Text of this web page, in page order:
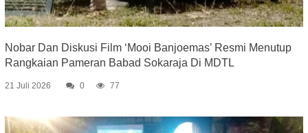
Nobar Dan Diskusi Film ‘Mooi Banjoemas’ Resmi Menutup
Rangkaian Pameran Babad Sokaraja Di MDTL
21 Juli 2026 0 77